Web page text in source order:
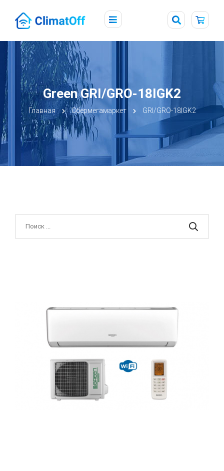
Green GRI/GRO-18IGK2
Главная Сбермегамаркет GRI/GRO-18IGK2